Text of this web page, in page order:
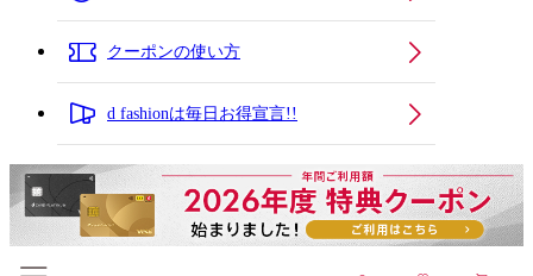
クーポンの使い方
d fashionは毎日お得宣言!!